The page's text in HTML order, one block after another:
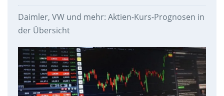
Daimler, VW und mehr: Aktien-Kurs-Prognosen in
der Übersicht